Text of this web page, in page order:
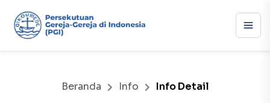
Beranda Info Info Detail